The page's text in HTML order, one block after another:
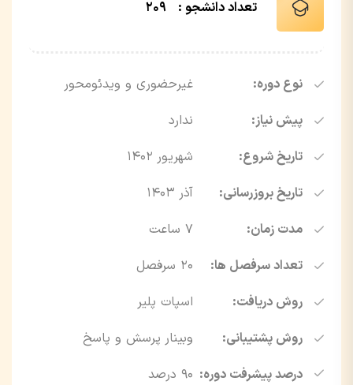
تعداد دانشجو : 209
نوع دوره:
غیرحضوری و ویدئومحور
پیش نیاز:
ندارد
تاریخ شروع:
شهریور ۱۴۰۲
تاریخ بروزرسانی:
آذر ۱۴۰۳
مدت زمان:
7 ساعت
تعداد سرفصل ها:
20 سرفصل
روش دریافت:
اسپات پلیر
روش پشتیبانی:
وبینار پرسش و پاسخ
درصد پیشرفت دوره: 90 درصد